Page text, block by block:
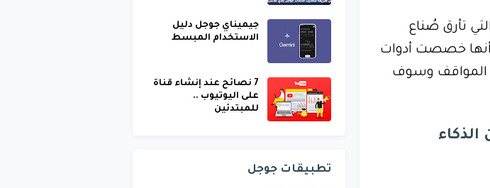
تأرق صُناع
أنها خصصت أدوات
المواقف وسوف
جيميناي جوجل دليل
الاستخدام المبسط
7 نصائح عند إنشاء قناة
على اليوتيوب ..
للمبتدئين
تطبيقات جوجل